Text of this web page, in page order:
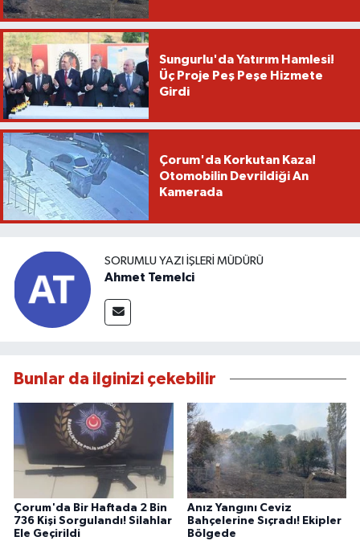
Sungurlu'da Yatırım Hamlesi!
Üç Proje Peş Peşe Hizmete
Girdi
Çorum'da Korkutan Kaza!
Otomobilin Devrildiği An
Kamerada
SORUMLU YAZI İŞLERI MÜDÜRÜ
Ahmet Temelci
Bunlar da ilginizi çekebilir
Çorum'da Bir Haftada 2 Bin
736 Kişi Sorgulandı! Silahlar
Ele Geçirildi
Anız Yangını Ceviz
Bahçelerine Sıçradı! Ekipler
Bölgede